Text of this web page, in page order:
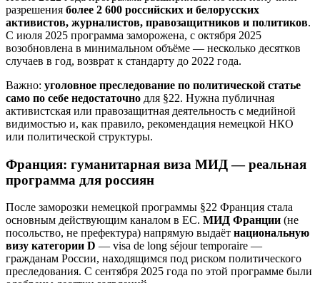
разрешения более 2 600 российских и белорусских
активистов, журналистов, правозащитников и политиков.
С июля 2025 программа заморожена, с октября 2025
возобновлена в минимальном объёме — несколько десятков
случаев в год, возврат к стандарту до 2022 года.
Важно: уголовное преследование по политической статье
само по себе недостаточно для §22. Нужна публичная
активистская или правозащитная деятельность с медийной
видимостью и, как правило, рекомендация немецкой НКО
или политической структуры.
Франция: гуманитарная виза МИД — реальная
программа для россиян
После заморозки немецкой программы §22 Франция стала
основным действующим каналом в ЕС. МИД Франции (не
посольство, не префектура) напрямую выдаёт национальную
визу категории D — visa de long séjour temporaire —
гражданам России, находящимся под риском политического
преследования. С сентября 2025 года по этой программе были